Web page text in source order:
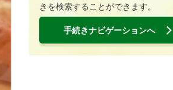
きを検索することができます。
手続きナビゲーションへ